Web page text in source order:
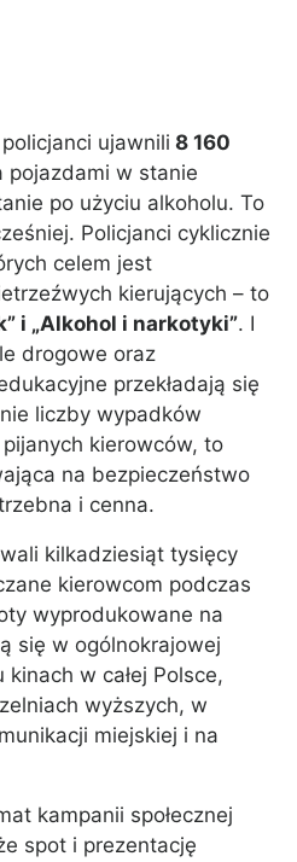
ujawnili 8 160
pojazdami w stanie
po użyciu alkoholu. To
Policjanci cyklicznie
celem jest
kierujących – to
i „Alkohol i narkotyki”. I
drogowe oraz
przekładają się
liczby wypadków
kierowców, to
na bezpieczeństwo
i cenna.
kilkadziesiąt tysięcy
kierowcom podczas
wyprodukowane na
się w ogólnokrajowej
w całej Polsce,
wyższych, w
miejskiej i na
kampanii społecznej
spot i prezentację